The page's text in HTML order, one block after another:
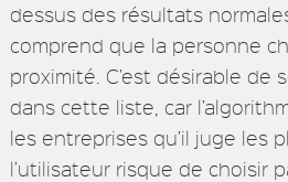
dessus des résultats
comprend que la personne
proximité. C’est désirable de
dans cette liste, car
les entreprises qu’il juge les
l’utilisateur risque de choisir